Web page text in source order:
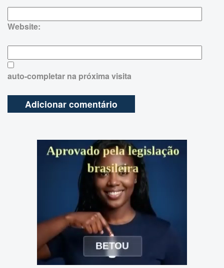
Website:
auto-completar na próxima visita